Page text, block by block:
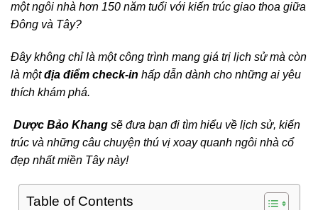
một ngôi nhà hơn 150 năm tuổi với kiến trúc giao thoa giữa
Đông và Tây?
Đây không chỉ là một công trình mang giá trị lịch sử mà còn
là mộtđịa điểm check-in hấp dẫn dành cho những ai yêu
thích khám phá.
Dược Bảo Khang sẽ đưa bạn đi tìm hiểu về lịch sử, kiến
trúc và những câu chuyện thú vị xoay quanh ngôi nhà cổ
đẹp nhất miền Tây này!
Table of Contents